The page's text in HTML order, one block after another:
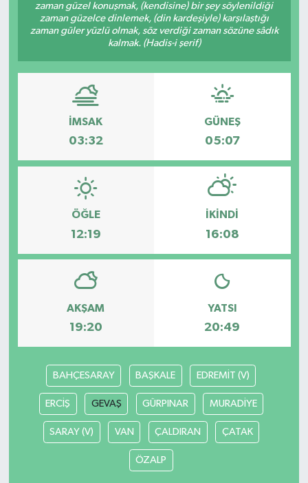
zaman güzel konuşmak, (kendisine) bir şey söylenildiği
zaman güzelce dinlemek, (din kardeşiyle) karşılaştığı
zaman güler yüzlü olmak, söz verdiği zaman sözüne sâdık
kalmak. (Hadis-i şerif)
İMSAK
03:32
GÜNEŞ
05:07
ÖĞLE
12:19
İKINDI
16:08
AKŞAM
19:20
YATSI
20:49
BAHÇESARAY BAŞKALE EDREMİT (V)
ERCİŞ GEVAŞ GÜRPINAR MURADİYE
SARAY (V) VAN ÇALDIRAN ÇATAK
ÖZALP